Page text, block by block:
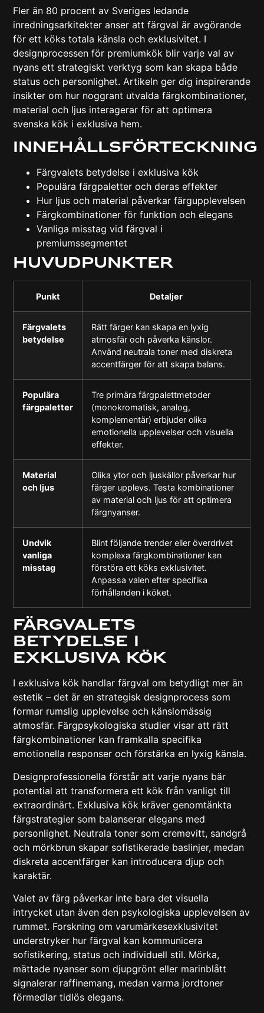
Fler än 80 procent av Sveriges ledande
inredningsarkitekter anser att färgval är avgörande
för ett köks totala känsla och exklusivitet. I
designprocessen för premiumkök blir varje val av
nyans ett strategiskt verktyg som kan skapa både
status och personlighet. Artikeln ger dig inspirerande
insikter om hur noggrant utvalda färgkombinationer,
material och ljus interagerar för att optimera
svenska kök i exklusiva hem.
Innehållsförteckning
Färgvalets betydelse i exklusiva kök
Populära färgpaletter och deras effekter
Hur ljus och material påverkar färgupplevelsen
Färgkombinationer för funktion och elegans
Vanliga misstag vid färgval i
premiumssegmentet
Huvudpunkter
Punkt Detaljer
Färgvalets
betydelse
Rätt färger kan skapa en lyxig
atmosfär och påverka känslor.
Använd neutrala toner med diskreta
accentfärger för att skapa balans.
Populära
färgpaletter
Tre primära färgpalettmetoder
(monokromatisk, analog,
komplementär) erbjuder olika
emotionella upplevelser och visuella
effekter.
Material
och ljus
Olika ytor och ljuskällor påverkar hur
färger upplevs. Testa kombinationer
av material och ljus för att optimera
färgnyanser.
Undvik
vanliga
misstag
Blint följande trender eller överdrivet
komplexa färgkombinationer kan
förstöra ett köks exklusivitet.
Anpassa valen efter specifika
förhållanden i köket.
Färgvalets
betydelse i
exklusiva kök
I exklusiva kök handlar färgval om betydligt mer än
estetik – det är en strategisk designprocess som
formar rumslig upplevelse och känslomässig
atmosfär. Färgpsykologiska studier visar att rätt
färgkombinationer kan framkalla specifika
emotionella responser och förstärka en lyxig känsla.
Designprofessionella förstår att varje nyans bär
potential att transformera ett kök från vanligt till
extraordinärt. Exklusiva kök kräver genomtänkta
färgstrategier som balanserar elegans med
personlighet. Neutrala toner som cremevitt, sandgrå
och mörkbrun skapar sofistikerade baslinjer, medan
diskreta accentfärger kan introducera djup och
karaktär.
Valet av färg påverkar inte bara det visuella
intrycket utan även den psykologiska upplevelsen av
rummet. Forskning om varumärkesexklusivitet
understryker hur färgval kan kommunicera
sofistikering, status och individuell stil. Mörka,
mättade nyanser som djupgrönt eller marinblått
signalerar raffinemang, medan varma jordtoner
förmedlar tidlös elegans.